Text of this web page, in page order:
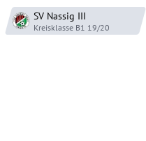
SV Nassig III
Kreisklasse B1 19/20